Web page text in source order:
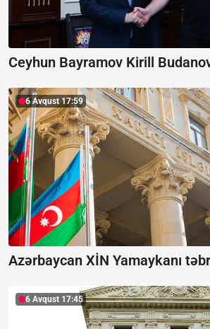
Ceyhun Bayramov Kirill
6 Avqust 17:59
Azərbaycan XİN Yamaykanı
6 Avqust 17:45